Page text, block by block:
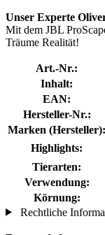
Unser Experte
Mit dem JBL
Träume Realität!
Art.-Nr.:
Inhalt:
EAN:
Hersteller-Nr.:
Marken (Hersteller):
Highlights:
Tierarten:
Verwendung:
Körnung:
Rechtliche